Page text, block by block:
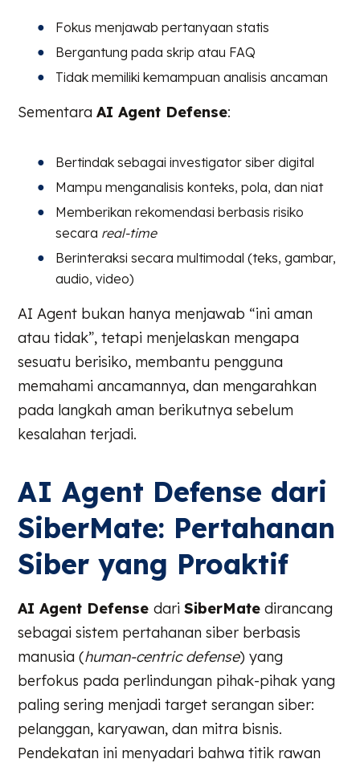
Fokus menjawab pertanyaan statis
Bergantung pada skrip atau FAQ
Tidak memiliki kemampuan analisis ancaman
SementaraAI Agent Defense:
Bertindak sebagai investigator siber digital
Mampu menganalisis konteks, pola, dan niat
Memberikan rekomendasi berbasis risiko
secara real-time
Berinteraksi secara multimodal (teks, gambar,
audio, video)
AI Agent bukan hanya menjawab “ini aman
atau tidak”, tetapi menjelaskan mengapa
sesuatu berisiko, membantu pengguna
memahami ancamannya, dan mengarahkan
pada langkah aman berikutnya sebelum
kesalahan terjadi.
AI Agent Defense dari
SiberMate: Pertahanan
Siber yang Proaktif
AI Agent DefensedariSiberMate dirancang
sebagai sistem pertahanan siber berbasis
manusia (human-centric defense) yang
berfokus pada perlindungan pihak-pihak yang
paling sering menjadi target serangan siber:
pelanggan, karyawan, dan mitra bisnis.
Pendekatan ini menyadari bahwa titik rawan